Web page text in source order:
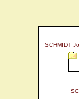
SCHMIDT